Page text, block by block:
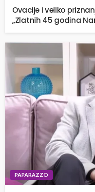
Ovacije i veliko
„Zlatnih 45 godina
PAPARAZZO